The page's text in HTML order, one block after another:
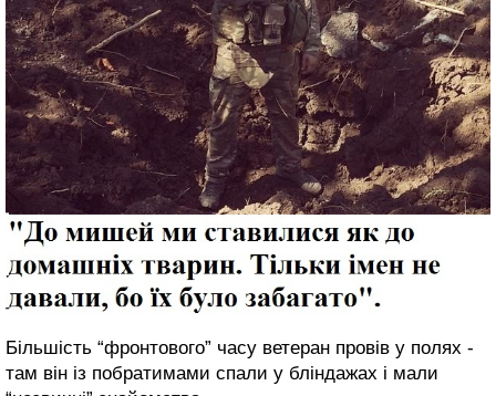
Більшість “фронтового” часу ветеран провів у полях -
там він із побратимами спали у бліндажах і мали